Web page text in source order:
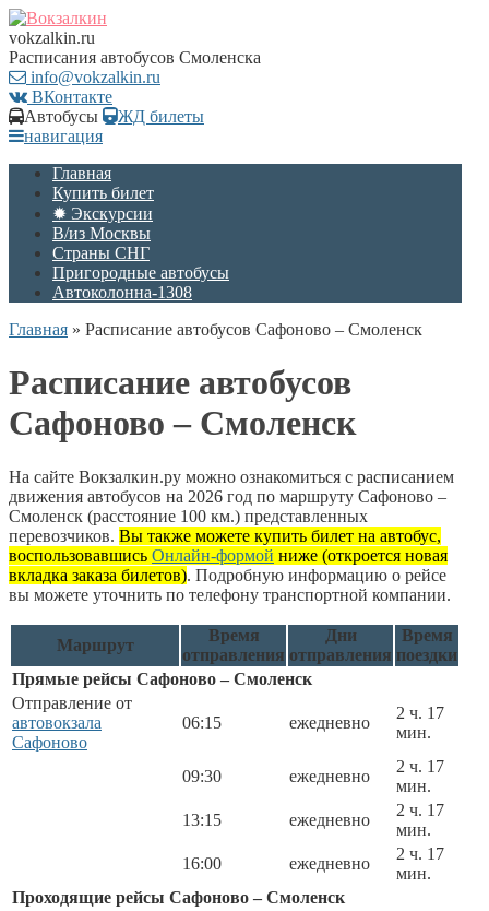
vokzalkin.ru
Расписания автобусов Смоленска
info@vokzalkin.ru
ВКонтакте
Автобусы
ЖД билеты
навигация
Главная
Купить билет
✹ Экскурсии
В/из Москвы
Страны СНГ
Пригородные автобусы
Автоколонна-1308
Главная » Расписание автобусов Сафоново – Смоленск
Расписание автобусов
Сафоново – Смоленск
На сайте Вокзалкин.ру можно ознакомиться с расписанием
движения автобусов на 2026 год по маршруту Сафоново –
Смоленск (расстояние 100 км.) представленных
перевозчиков. Вы также можете купить билет на автобус,
воспользовавшись Онлайн-формой ниже (откроется новая
вкладка заказа билетов). Подробную информацию о рейсе
вы можете уточнить по телефону транспортной компании.
Маршрут
Время
отправления
Дни
отправления
Время
поездки
Прямые рейсы Сафоново – Смоленск
Отправление от
автовокзала
Сафоново
06:15 ежедневно
2 ч. 17
мин.
09:30 ежедневно
2 ч. 17
мин.
13:15
ежедневно
2 ч. 17
мин.
16:00
ежедневно
2 ч. 17
мин.
Проходящие рейсы Сафоново – Смоленск